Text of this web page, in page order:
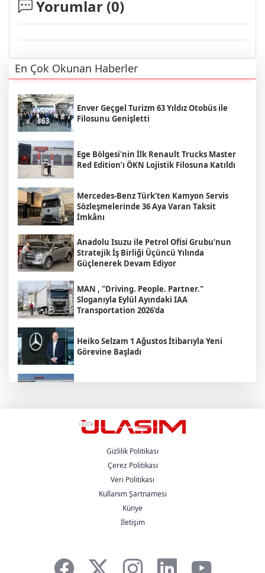
Yorumlar (0)
En Çok Okunan Haberler
Enver Geçgel Turizm 63 Yıldız Otobüs ile
Filosunu Genişletti
Ege Bölgesi'nin İlk Renault Trucks Master
Red Edition’ı ÖKN Lojistik Filosuna Katıldı
Mercedes-Benz Türk’ten Kamyon Servis
Sözleşmelerinde 36 Aya Varan Taksit
İmkânı
Anadolu Isuzu ile Petrol Ofisi Grubu’nun
Stratejik İş Birliği Üçüncü Yılında
Güçlenerek Devam Ediyor
MAN , "Driving. People. Partner."
Sloganıyla Eylül Ayındaki IAA
Transportation 2026'da
Heiko Selzam 1 Ağustos İtibarıyla Yeni
Görevine Başladı
UND Genişletilmiş Yönetim Kurulu
Sponsorluğunda Kayseri’de Gerçekleştirildi
Metro Turizm’in Premium Tercihi Neoplan
Skyliner Oldu
Mercedes-Benz Türk Dijital Hizmetleriyle
Gizlilik Politikası
Çerez Politikası
Veri Politikası
Kullanım Şartnamesi
Künye
İletişim